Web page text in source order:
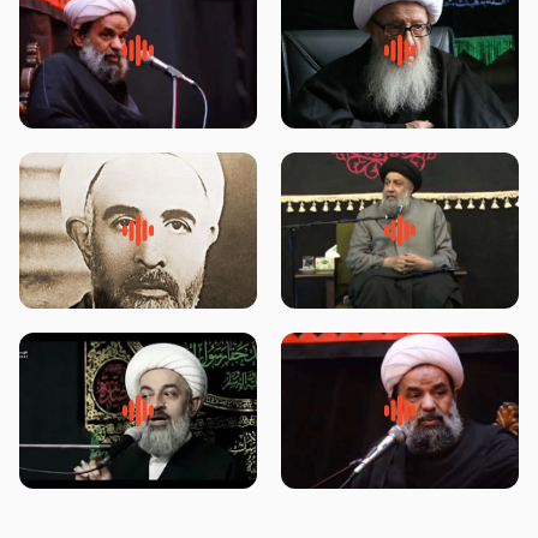
زوّار اربعین امام حسین (علیه
السلام) با این اشتیاق به زیارت
روضه جانسوز پاره های جگر امام
حسن مجتبی علیه السلام-حجت
لقب حضرت رقیه سلام الله علیها به
چه معناست – حجت الاسلام علوی
روضه‌ی مجلس یزید ملعون و
اسارت اهل‌بیت علیهم‌السلام –
محدث زاده
سلام جوانی که امام حسین علیه
السلام خودش جوابش را دادند
زیارتی که اسباب رزق زیاد و عمر
طولانی است حجت السلام حسین